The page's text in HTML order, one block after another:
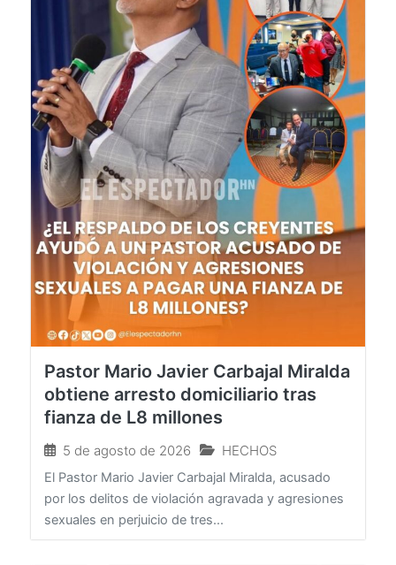
Pastor Mario Javier Carbajal Miralda
obtiene arresto domiciliario tras
5 de agosto de 2026 HECHOS
El Pastor Mario Javier Carbajal Miralda, acusado
por los delitos de violación agravada y agresiones
sexuales en perjuicio de tres...